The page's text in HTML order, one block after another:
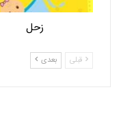
زحل
قبلی بعدی